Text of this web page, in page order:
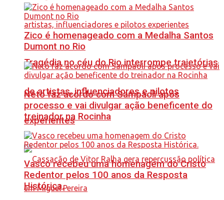
Tragédia no céu do Rio interrompe trajetórias
de artistas, influenciadores e pilotos
experientes
Zico é homenageado com a Medalha Santos
Dumont no Rio
Neto faz acordo com Sampaoli após
processo e vai divulgar ação beneficente do
treinador na Rocinha
Vasco recebeu uma homenagem do Cristo
Redentor pelos 100 anos da Resposta
Histórica.